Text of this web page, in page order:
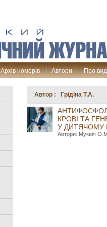
Архів номерів Автори
Про
Автор : Грідіна Т.А.
КРОВІ ТА
У ДИТЯЧОМУ
Автори: Муквіч